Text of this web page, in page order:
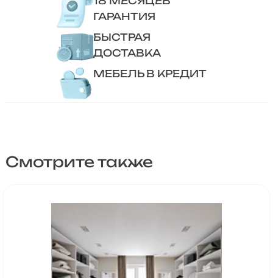
ГАРАНТИЯ
БЫСТРАЯ
ДОСТАВКА
МЕБЕЛЬ В КРЕДИТ
Смотрите также